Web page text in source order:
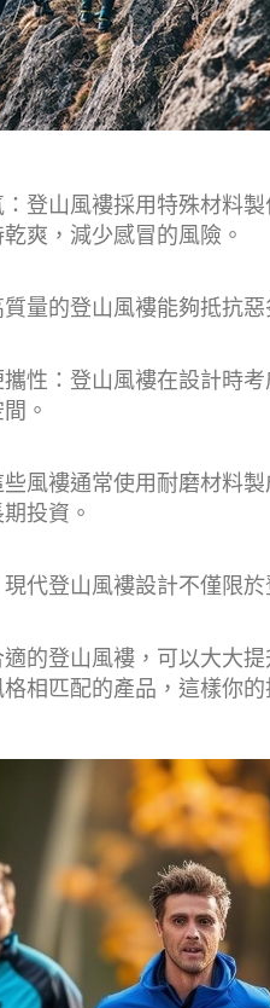
：登山風褸採用特殊材料
爽，減少感冒的風險。
量的登山風褸能夠抵抗
性：登山風褸在設計時
。
風褸通常使用耐磨材料
投資。
代登山風褸設計不僅限
的登山風褸，可以大大
相匹配的產品，這樣你